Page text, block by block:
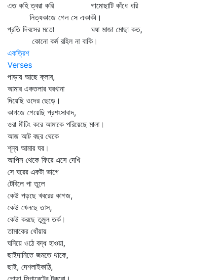
এত কহি ত্বরা করি গামোছাটি কাঁধে ধরি
নিত্যকাজে গেল সে একাকী।
প্রতি দিবসের মতো ঘষা মাজা মোছা কত,
কোনো কর্ম রহিল না বাকি।
একত্রিশ
Verses
পাড়ায় আছে ক্লাব,
আমার একতলার ঘরখানা
দিয়েছি ওদের ছেড়ে।
কাগজে পেয়েছি প্রশংসাবাদ,
ওরা মীটিং করে আমাকে পরিয়েছে মালা।
আজ আট বছর থেকে
শূন্য আমার ঘর।
আপিস থেকে ফিরে এসে দেখি
সে ঘরের একটা ভাগে
টেবিলে পা তুলে
কেউ পড়ছে খবরের কাগজ,
কেউ খেলছে তাস,
কেউ করছে তুমুল তর্ক।
তামাকের ধোঁয়ায়
ঘনিয়ে ওঠে বদ্ধ হাওয়া,
ছাইদানিতে জমতে থাকে,
ছাই, দেশলাইকাঠি,